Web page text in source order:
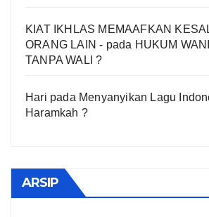
KIAT IKHLAS MEMAAFKAN
ORANG LAIN - pada HUKUM
TANPA WALI ?
Hari pada Menyanyikan Lagu
Haramkah ?
ARSIP